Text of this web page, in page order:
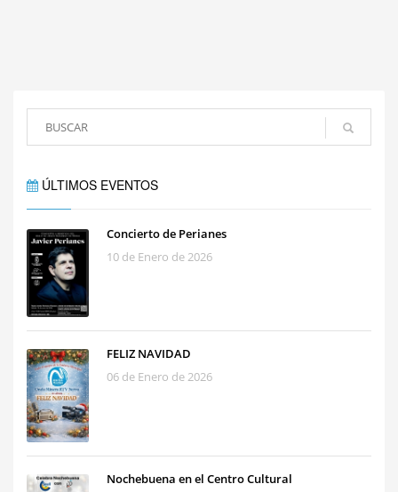
ÚLTIMOS EVENTOS
Concierto de Perianes
10 de Enero de 2026
FELIZ NAVIDAD
06 de Enero de 2026
Nochebuena en el Centro Cultural